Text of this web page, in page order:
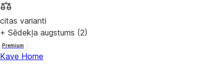
citas varianti
+ Sēdekļa augstums (2)
Premium
Kave Home